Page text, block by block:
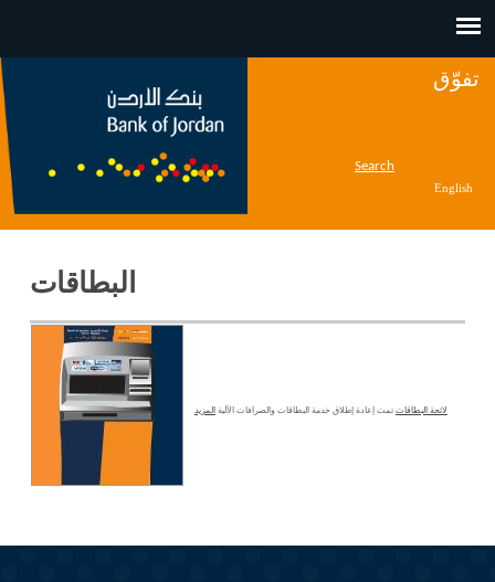
تفوّق
Search
English
البطاقات
لائحة البطاقات تمت إعادة إطلاق خدمة البطاقات والصرافات الآلية المزيد